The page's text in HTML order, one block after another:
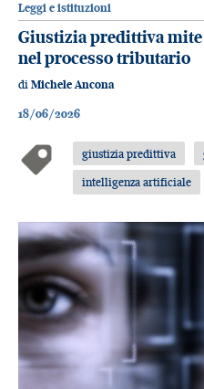
Leggi e istituzioni
Giustizia predittiva
nel processo tributario
di Michele Ancona
18/06/2026
giustizia predittiva
intelligenza artificiale